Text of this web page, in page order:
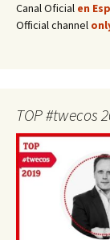
Canal Oficial en
Official channel
TOP #twecos